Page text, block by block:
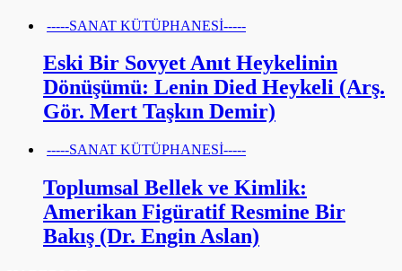
-----SANAT KÜTÜPHANESİ-----
Eski Bir Sovyet Anıt Heykelinin
Dönüşümü: Lenin Died Heykeli (Arş.
Gör. Mert Taşkın Demir)
-----SANAT KÜTÜPHANESİ-----
Toplumsal Bellek ve Kimlik:
Amerikan Figüratif Resmine Bir
Bakış (Dr. Engin Aslan)